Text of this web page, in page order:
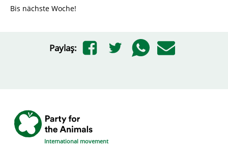
Bis nächste Woche!
Paylaş:
International movement